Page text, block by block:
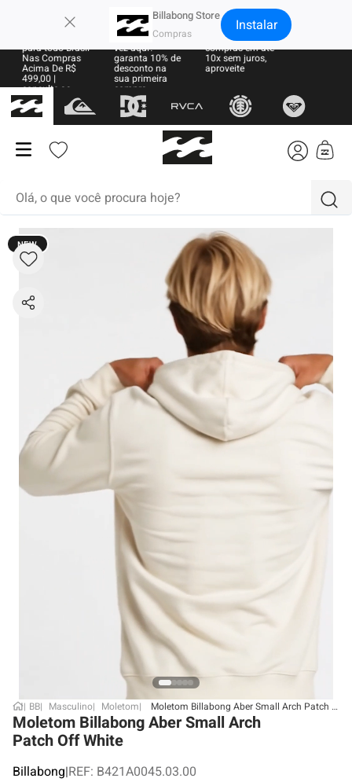
Billabong Store Instalar
para todo Brasil
Nas Compras
Acima De R$
499,00 |
consulte as
regras
Sua primeira
vez aqui?
garanta 10% de
desconto na
sua primeira
compra
Parcele suas
compras em até
10x sem juros,
aproveite
NEW
BB Masculino Moletom Moletom Billabong Aber Small Arch Patch Off White
Moletom Billabong Aber Small Arch
Patch Off White
Billabong|REF: B421A0045.03.00
termos mais buscados
2º
camiseta
bermuda
7º
jaqueta
carteira
9º
mochila